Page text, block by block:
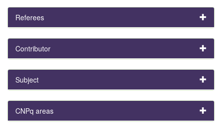
Referees
Contributor
Subject
CNPq areas